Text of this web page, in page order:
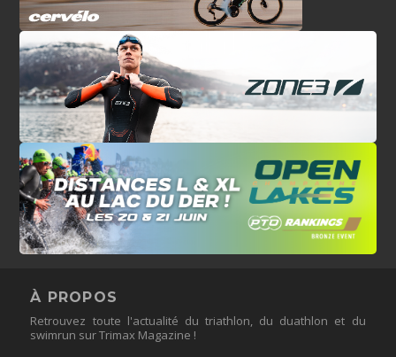
À PROPOS
Retrouvez toute l'actualité du triathlon, du duathlon et du
swimrun sur Trimax Magazine !